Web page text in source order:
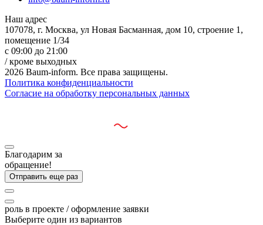
Наш адрес
107078, г. Москва, ул Новая Басманная, дом 10, строение 1,
помещение 1/34
с 09:00 до 21:00
/ кроме выходных
2026 Baum-inform. Все права защищены.
Политика конфиденциальности
Согласие на обработку персональных данных
Благодарим за
обращение!
Отправить еще раз
роль в проекте / оформление заявки
Выберите один из вариантов